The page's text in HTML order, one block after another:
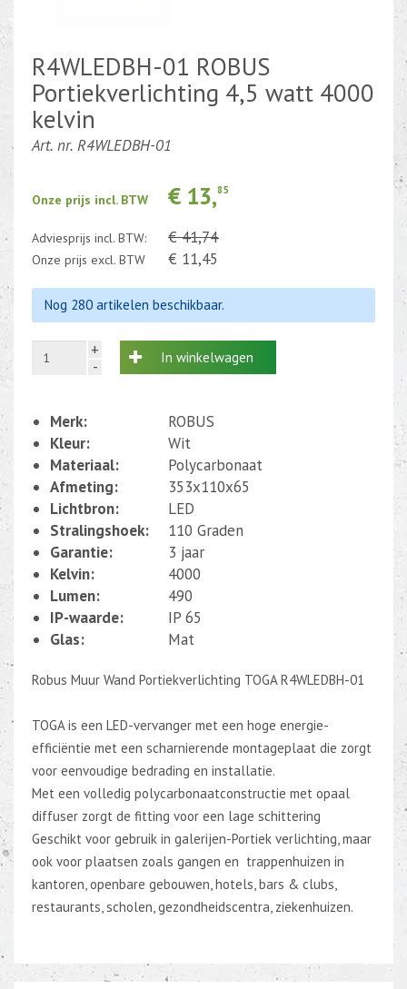
CEE-stekker-contra 380-230V
Beweging-Tijd-Rook Sensors
Outletdeals
R4WLEDBH-01 ROBUS
Portiekverlichting 4,5 watt 4000
kelvin
Art. nr. R4WLEDBH-01
Onze prijs incl. BTW € 13,85
Adviesprijs incl. BTW: € 41,74
Onze prijs excl. BTW € 11,45
Nog 280 artikelen beschikbaar.
+
-
In winkelwagen
Merk:
ROBUS
Kleur:
Wit
Materiaal:
Polycarbonaat
Afmeting:
353x110x65
Lichtbron:
LED
Stralingshoek:
110 Graden
Garantie:
3 jaar
Kelvin:
4000
Lumen:
490
IP-waarde:
IP 65
Glas:
Mat
Robus Muur Wand Portiekverlichting TOGA R4WLEDBH-01
TOGA is een LED-vervanger met een hoge energie-
efficiëntie met een scharnierende montageplaat die zorgt
voor eenvoudige bedrading en installatie.
Met een volledig polycarbonaatconstructie met opaal
diffuser zorgt de fitting voor een lage schittering
Geschikt voor gebruik in galerijen-Portiek verlichting, maar
ook voor plaatsen zoals gangen en trappenhuizen in
kantoren, openbare gebouwen, hotels, bars & clubs,
restaurants, scholen, gezondheidscentra, ziekenhuizen.